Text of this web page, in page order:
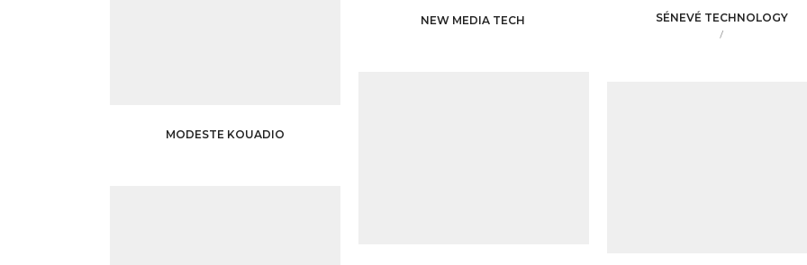
SÉNEVÉ TECHNOLOGY
/
NEW MEDIA TECH
MODESTE KOUADIO